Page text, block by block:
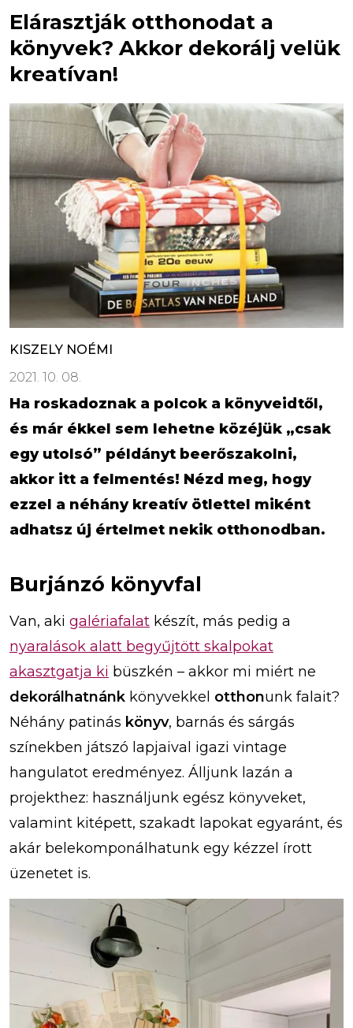
Elárasztják otthonodat a
könyvek? Akkor dekorálj velük
kreatívan!
KISZELY NOÉMI
2021. 10. 08.
Ha roskadoznak a polcok a könyveidtől,
és már ékkel sem lehetne közéjük „csak
egy utolsó” példányt beerőszakolni,
akkor itt a felmentés! Nézd meg, hogy
ezzel a néhány kreatív ötlettel miként
adhatsz új értelmet nekik otthonodban.
Burjánzó könyvfal
Van, aki galériafalat készít, más pedig a
nyaralások alatt begyűjtött skalpokat
akasztgatja ki büszkén – akkor mi miért ne
dekorálhatnánk könyvekkel otthonunk falait?
Néhány patinás könyv, barnás és sárgás
színekben játszó lapjaival igazi vintage
hangulatot eredményez. Álljunk lazán a
projekthez: használjunk egész könyveket,
valamint kitépett, szakadt lapokat egyaránt, és
akár belekomponálhatunk egy kézzel írott
üzenetet is.